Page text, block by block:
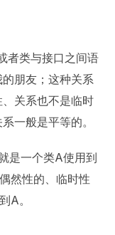
者类与接口之间语
朋友；这种关系
关系也不是临时
一般是平等的。
是一个类A使用到
然性的、临时性
A。